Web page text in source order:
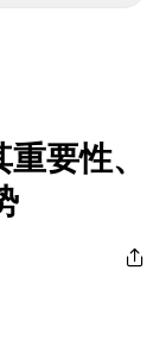
要性、